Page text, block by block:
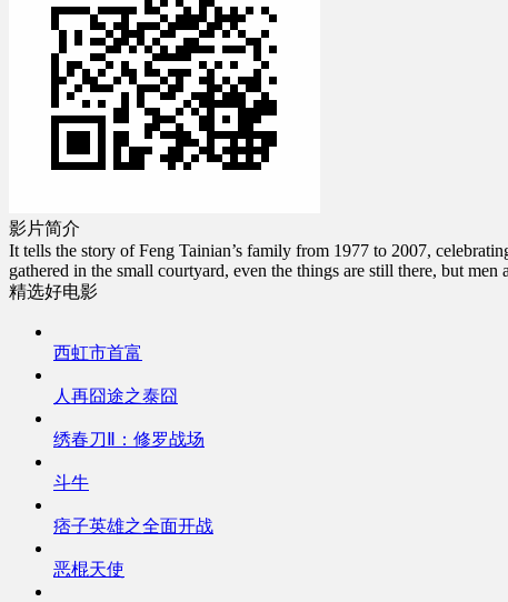
影片简介
It tells the story of Feng Tainian’s family from 1977 to 2007,
gathered in the small courtyard, even the things are still there, but
精选好电影
西虹市首富
人再囧途之泰囧
绣春刀Ⅱ：修罗战场
斗牛
痞子英雄之全面开战
恶棍天使